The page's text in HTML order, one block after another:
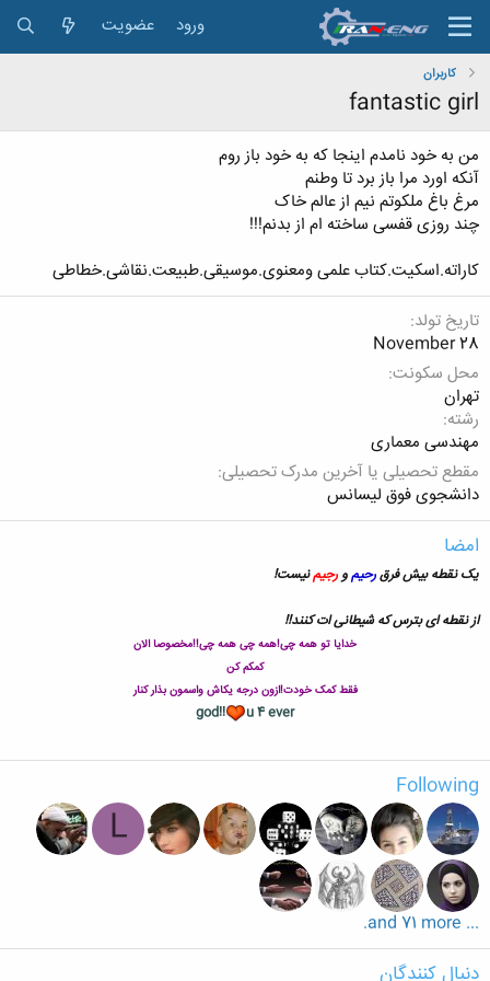
ورود عضویت
کاربران
fantastic girl
من به خود نامدم اینجا که به خود باز روم
آنکه اورد مرا باز برد تا وطنم
مرغ باغ ملکوتم نیم از عالم خاک
چند روزی قفسی ساخته ام از بدنم!!!
کاراته.اسکیت.کتاب علمی ومعنوی.موسیقی.طبیعت.نقاشی.خطاطی
تاریخ تولد
November 28
محل سکونت
تهران
رشته
مهندسی معماری
مقطع تحصیلی یا آخرین مدرک تحصیلی
دانشجوی فوق لیسانس
امضا
یک نقطه بیش فرقرحیمورجیمنیست!
از نقطه ای بترس که شیطانی ات کنند!!
خدایا تو همه چی!همه چی همه چی!!مخصوصا الان
کمکم کن
فقط کمک خودت!ازون درجه یکاش واسمون بذار کنار
god!! u 4 ever
Following
L
... and 71 more.
دنبال کنندگان